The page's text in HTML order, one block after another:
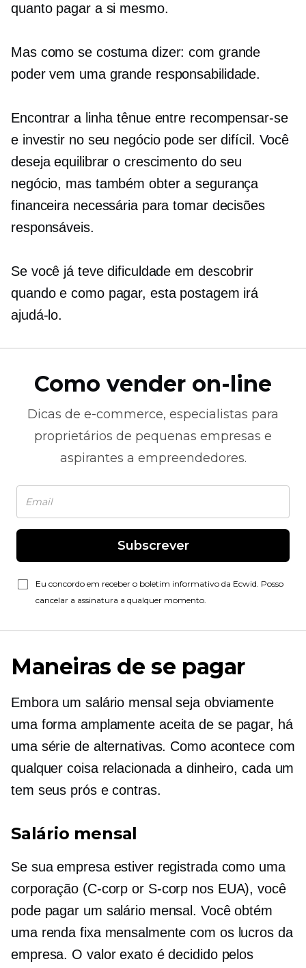
quanto pagar a si mesmo.
Mas como se costuma dizer: com grande
poder vem uma grande responsabilidade.
Encontrar a linha tênue entre recompensar-se
e investir no seu negócio pode ser difícil. Você
deseja equilibrar o crescimento do seu
negócio, mas também obter a segurança
financeira necessária para tomar decisões
responsáveis.
Se você já teve dificuldade em descobrir
quando e como pagar, esta postagem irá
ajudá-lo.
Como vender on-line
Dicas de e-commerce, especialistas para
proprietários de pequenas empresas e
aspirantes a empreendedores.
Subscrever
Eu concordo em receber o boletim informativo da Ecwid. Posso
cancelar a assinatura a qualquer momento.
Maneiras de se pagar
Embora um salário mensal seja obviamente
uma forma amplamente aceita de se pagar, há
uma série de alternativas. Como acontece com
qualquer coisa relacionada a dinheiro, cada um
tem seus prós e contras.
Salário mensal
Se sua empresa estiver registrada como uma
corporação (C-corp or S-corp nos EUA), você
pode pagar um salário mensal. Você obtém
uma renda fixa mensalmente com os lucros da
empresa. O valor exato é decidido pelos